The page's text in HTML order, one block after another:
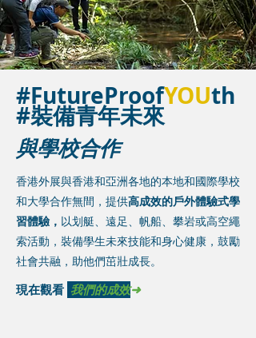
#FutureProofYOUth
#裝備青年未來
與學校合作
香港外展與香港和亞洲各地的本地和國際學校
和大學合作無間，提供高成效的戶外體驗式學
習體驗， 以划艇、遠足、帆船、攀岩或高空繩
索活動，裝備學生未來技能和身心健康，鼓勵
社會共融，助他們茁壯成長。
現在觀看 我們的成效➜